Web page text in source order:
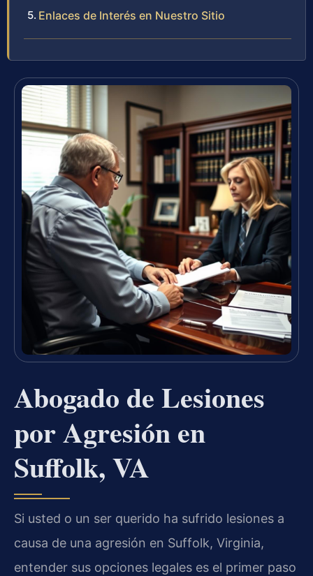
Enlaces de Interés en Nuestro Sitio
Abogado de Lesiones
por Agresión en
Suffolk, VA
Si usted o un ser querido ha sufrido lesiones a
causa de una agresión en Suffolk, Virginia,
entender sus opciones legales es el primer paso